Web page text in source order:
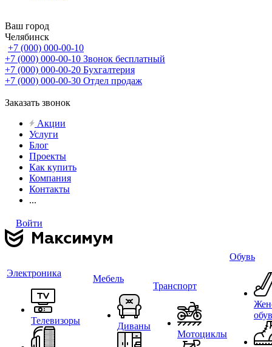
Ваш город
Челябинск
+7 (000) 000-00-10
+7 (000) 000-00-10 Звонок бесплатный
+7 (000) 000-00-20 Бухгалтерия
+7 (000) 000-00-30 Отдел продаж
Заказать звонок
Акции
Услуги
Блог
Проекты
Как купить
Компания
Контакты
...
Войти
Электроника
Телевизоры
Мебель
Диваны
Транспорт
Мотоциклы
Обувь